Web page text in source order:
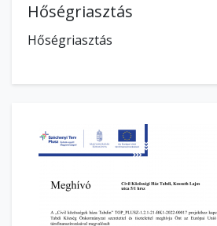
Hőségriasztás
Hőségriasztás